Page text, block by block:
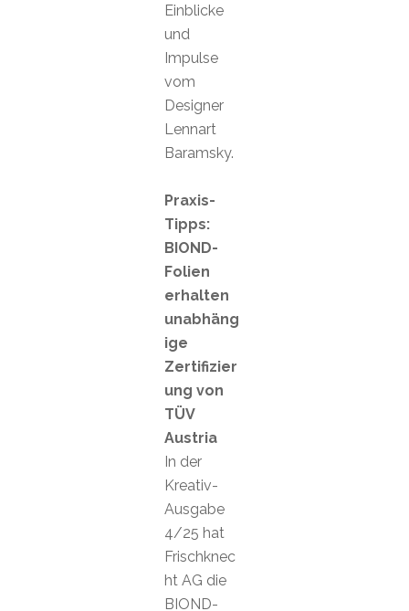
Einblicke
und
Impulse
vom
Designer
Lennart
Baramsky.
Praxis-
Tipps:
BIOND-
Folien
erhalten
unabhäng
ige
Zertifizier
ung von
TÜV
Austria
In der
Kreativ-
Ausgabe
4/25 hat
Frischknec
ht AG die
BIOND-